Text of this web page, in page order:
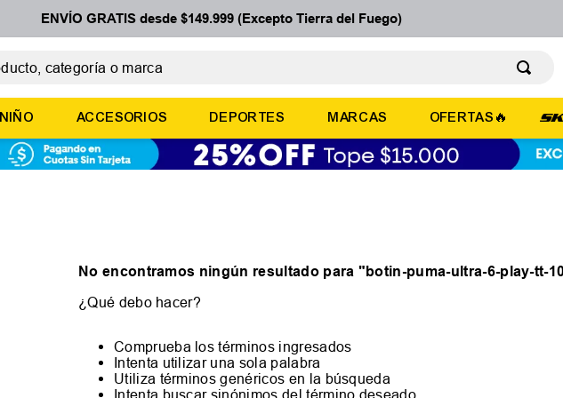
ENVÍO GRATIS desde $149.999 (Excepto Tierra del Fuego)
NIÑO ACCESORIOS DEPORTES MARCAS OFERTAS🔥
No encontramos ningún resultado para "botin-puma-ultra-6-play-tt-
¿Qué debo hacer?
Comprueba los términos ingresados
Intenta utilizar una sola palabra
Utiliza términos genéricos en la búsqueda
Intenta buscar sinónimos del término deseado
TÉRMINOS MÁS BUSCADOS
2.
basquet